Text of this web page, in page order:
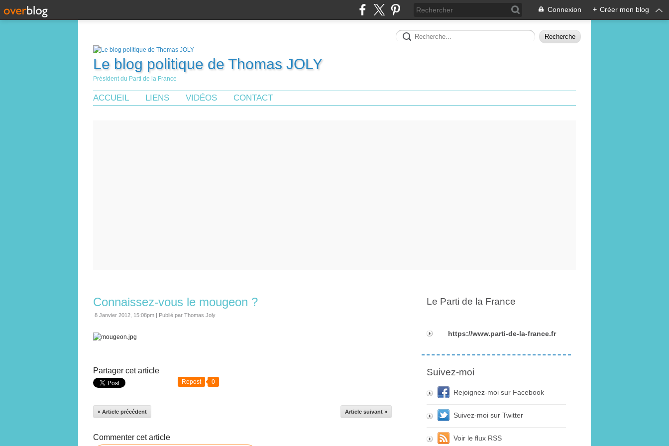
Connexion + Créer mon blog
Le blog politique de Thomas JOLY
Président du Parti de la France
ACCUEIL LIENS VIDÉOS CONTACT
Connaissez-vous le mougeon ?
8 Janvier 2012, 15:08pm | Publié par Thomas Joly
Partager cet article
Repost 0
« Article précédent Article suivant »
Commenter cet article
Le Parti de la France
https://www.parti-de-la-france.fr
Suivez-moi
Rejoignez-moi sur Facebook
Suivez-moi sur Twitter
Voir le flux RSS